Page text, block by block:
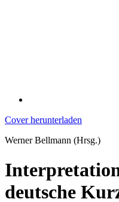
Cover herunterladen
Werner Bellmann (Hrsg.)
deutsche